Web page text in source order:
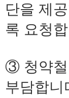
단을 제
록 요청
③ 청약철
부담합니